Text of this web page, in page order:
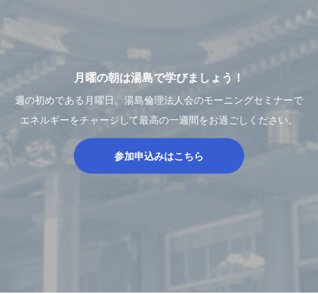
月曜の朝は湯島で学びましょう！
週の初めである月曜日。湯島倫理法人会のモーニングセミナーで
エネルギーをチャージして最高の一週間をお過ごしください。
参加申込みはこちら